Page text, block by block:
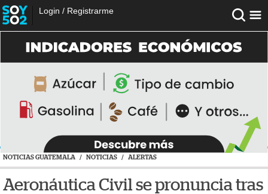
Login / Registrarme
NOTICIAS GUATEMALA / NOTICIAS / ALERTAS
Aeronáutica Civil se pronuncia tras